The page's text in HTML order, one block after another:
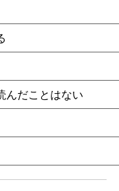
んだことはない